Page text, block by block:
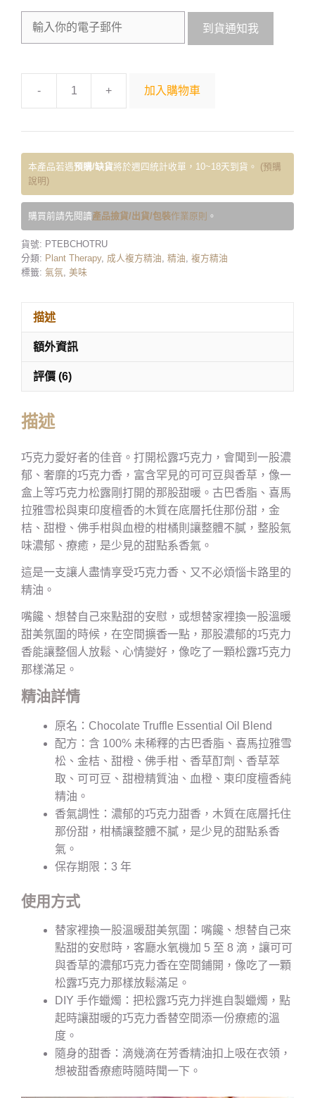
到貨通知我
- + 加入購物車
本產品若遇預購/缺貨將於週四統計收單，10~18天到貨。 (預購
說明)
購買前請先閱讀產品撿貨/出貨/包裝作業原則 。
貨號: PTEBCHOTRU
分類: Plant Therapy, 成人複方精油 精油 複方精油
標籤: 氣氛 美味
描述
額外資訊
評價 (6)
描述
巧克力愛好者的佳音。打開松露巧克力，會聞到一股濃
郁、奢靡的巧克力香，富含罕見的可可豆與香草，像一
盒上等巧克力松露剛打開的那股甜暖。古巴香脂、喜馬
拉雅雪松與東印度檀香的木質在底層托住那份甜，金
桔、甜橙、佛手柑與血橙的柑橘則讓整體不膩，整股氣
味濃郁、療癒，是少見的甜點系香氣。
這是一支讓人盡情享受巧克力香、又不必煩惱卡路里的
精油。
嘴饞、想替自己來點甜的安慰，或想替家裡換一股溫暖
甜美氛圍的時候，在空間擴香一點，那股濃郁的巧克力
香能讓整個人放鬆、心情變好，像吃了一顆松露巧克力
那樣滿足。
精油詳情
原名：Chocolate Truffle Essential Oil Blend
配方：含 100% 未稀釋的古巴香脂、喜馬拉雅雪
松、金桔、甜橙、佛手柑、香草酊劑、香草萃
取、可可豆、甜橙精質油、血橙、東印度檀香純
精油。
香氣調性：濃郁的巧克力甜香，木質在底層托住
那份甜，柑橘讓整體不膩，是少見的甜點系香
氣。
保存期限：3 年
使用方式
替家裡換一股溫暖甜美氛圍：嘴饞、想替自己來
點甜的安慰時，客廳水氧機加 5 至 8 滴，讓可可
與香草的濃郁巧克力香在空間鋪開，像吃了一顆
松露巧克力那樣放鬆滿足。
DIY 手作蠟燭：把松露巧克力拌進自製蠟燭，點
起時讓甜暖的巧克力香替空間添一份療癒的溫
度。
隨身的甜香：滴幾滴在芳香精油扣上吸在衣領，
想被甜香療癒時隨時聞一下。